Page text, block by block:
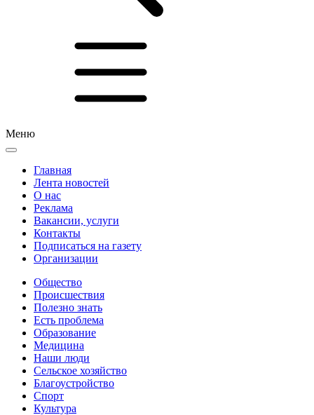
Меню
Главная
Лента новостей
О нас
Реклама
Вакансии, услуги
Контакты
Подписаться на газету
Организации
Общество
Происшествия
Полезно знать
Есть проблема
Образование
Медицина
Наши люди
Сельское хозяйство
Благоустройство
Спорт
Культура